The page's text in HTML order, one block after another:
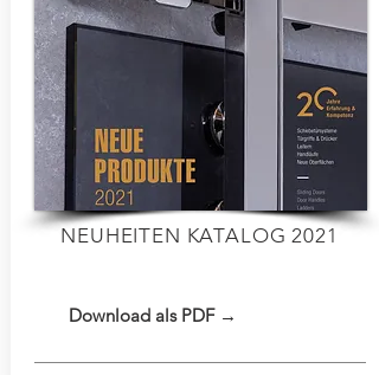
NEUHEITEN KATALOG 2021
Download als PDF →